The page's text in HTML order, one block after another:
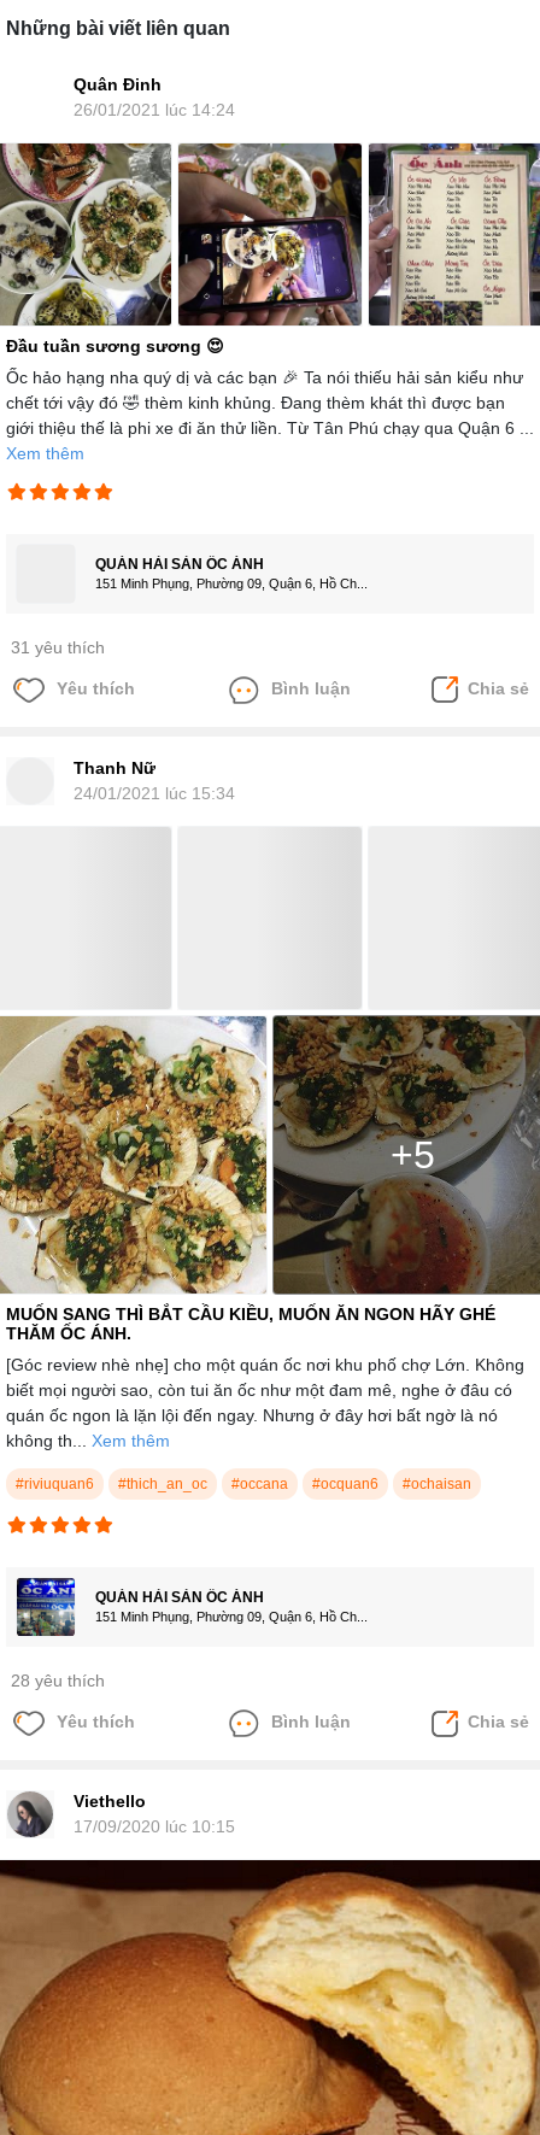
Những bài viết liên quan
Quân Đinh
26/01/2021 lúc 14:24
Đầu tuần sương sương 😍
Ốc hảo hạng nha quý dị và các bạn 🎉 Ta nói thiếu hải sản kiểu như
chết tới vậy đó 🤣 thèm kinh khủng. Đang thèm khát thì được bạn
giới thiệu thế là phi xe đi ăn thử liền. Từ Tân Phú chạy qua Quận 6 ...
Xem thêm
QUÁN HẢI SẢN ỐC ÁNH
151 Minh Phụng, Phường 09, Quận 6, Hồ Ch...
31 yêu thích
Yêu thích Bình luận Chia sẻ
Thanh Nữ
24/01/2021 lúc 15:34
+5
MUỐN SANG THÌ BẮT CẦU KIỀU, MUỐN ĂN NGON HÃY GHÉ
THĂM ỐC ÁNH.
[Góc review nhè nhẹ] cho một quán ốc nơi khu phố chợ Lớn. Không
biết mọi người sao, còn tui ăn ốc như một đam mê, nghe ở đâu có
quán ốc ngon là lặn lội đến ngay. Nhưng ở đây hơi bất ngờ là nó
không th... Xem thêm
#riviuquan6 #thich_an_oc #occana #ocquan6 #ochaisan
QUÁN HẢI SẢN ỐC ÁNH
151 Minh Phụng, Phường 09, Quận 6, Hồ Ch...
28 yêu thích
Yêu thích Bình luận Chia sẻ
Viethello
17/09/2020 lúc 10:15